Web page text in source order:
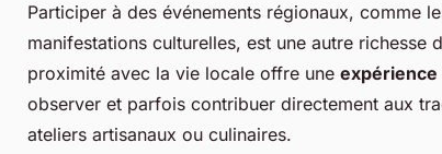
Participer à des événements régionaux, comme
manifestations culturelles, est une autre richesse
proximité avec la vie locale offre une
observer et parfois contribuer directement aux
ateliers artisanaux ou culinaires.